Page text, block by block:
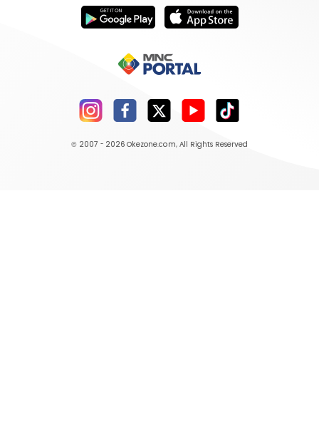
© 2007 - 2026 Okezone.com, All Rights Reserved